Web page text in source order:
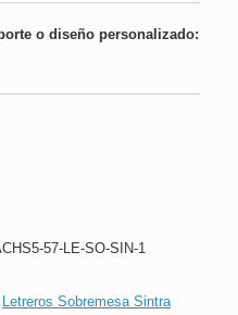
o diseño personalizado:
57-LE-SO-SIN-1
Letreros Sobremesa Sintra